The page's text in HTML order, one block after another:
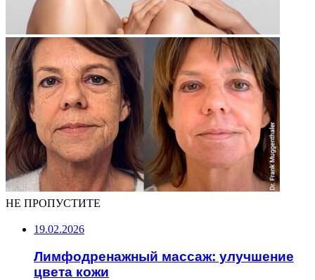
НЕ ПРОПУСТИТЕ
19.02.2026
Лимфодренажный массаж: улучшение
цвета кожи